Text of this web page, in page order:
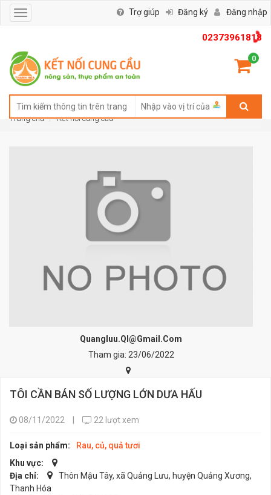
02373961818
0
Toggle
navigation
Trợ giúp Đăng ký Đăng nhập
Trang chủ Kết nối cung cầu
Quangluu.ql@gmail.com
Tham gia: 23/06/2022
TÔI CẦN BÁN SỐ LƯỢNG LỚN DƯA HẤU
08/11/2022 22 lượt xem
Loại sản phẩm:
Rau, củ, quả tươi
Khu vực:
Địa chỉ:
Thôn Mậu Tây, xã Quảng Lưu, huyện Quảng Xương,
Thanh Hóa